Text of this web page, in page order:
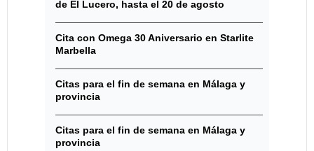
de El Lucero, hasta el 20 de agosto
Cita con Omega 30 Aniversario en Starlite
Marbella
Citas para el fin de semana en Málaga y
provincia
Citas para el fin de semana en Málaga y
provincia